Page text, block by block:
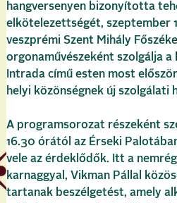
hangversenyen bizonyította
elkötelezettségét, szeptember
veszprémi Szent Mihály
orgonaművészeként szolgálja a
Intrada című esten most
helyi közönségnek új szolgálati
A programsorozat részeként
16.30 órától az Érseki
vele az érdeklődők. Itt a
karnaggyal, Vikman Pállal
tartanak beszélgetést, amely